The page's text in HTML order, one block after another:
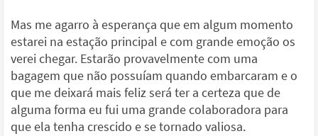
Mas me agarro à esperança que em algum momento
estarei na estação principal e com grande emoção os
verei chegar. Estarão provavelmente com uma
bagagem que não possuíam quando embarcaram e o
que me deixará mais feliz será ter a certeza que de
alguma forma eu fui uma grande colaboradora para
que ela tenha crescido e se tornado valiosa.